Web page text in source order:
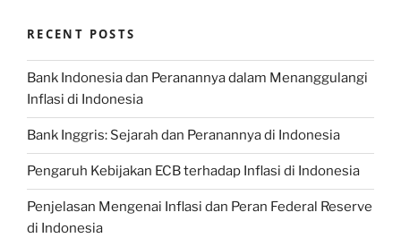
RECENT POSTS
Bank Indonesia dan Peranannya dalam Menanggulangi
Inflasi di Indonesia
Bank Inggris: Sejarah dan Peranannya di Indonesia
Pengaruh Kebijakan ECB terhadap Inflasi di Indonesia
Penjelasan Mengenai Inflasi dan Peran Federal Reserve
di Indonesia